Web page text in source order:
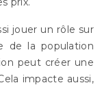
jouer un rôle sur
de la population
peut créer une
impacte aussi,